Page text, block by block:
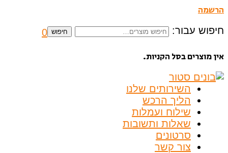
הרשמה
חיפוש עבור: חיפוש 0
אין מוצרים בסל הקניות.
השירותים שלנו
הליך הרכש
שילוח ועמלות
שאלות ותשובות
סרטונים
צור קשר